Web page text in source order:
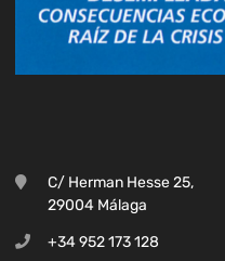
C/ Herman Hesse 25,
29004 Málaga
+34 952 173 128